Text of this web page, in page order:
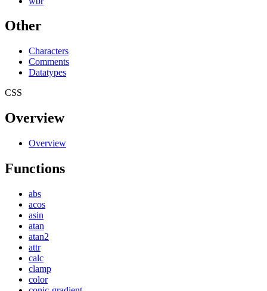
Other
Characters
Comments
Datatypes
CSS
Overview
Overview
Functions
abs
acos
asin
atan
atan2
attr
calc
clamp
color